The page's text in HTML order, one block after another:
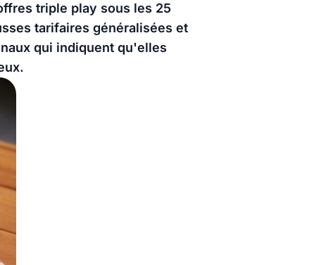
triple play sous les 25
tarifaires généralisées et
qui indiquent qu'elles